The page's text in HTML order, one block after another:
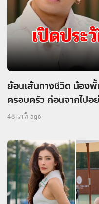
ย้อนเส้นทางชีวิต น้อง
ครอบครัว ก่อนจากไปอ
48 นาที ago